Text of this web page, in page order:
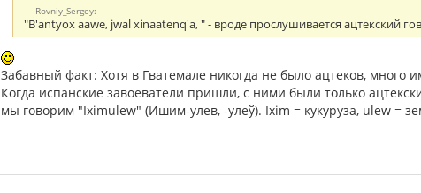
Rovniy_Sergey:
"B'antyox aawe, jwal xinaatenq'a, " - вроде прослушивается ацтекский
Забавный факт: Хотя в Гватемале никогда не было ацтеков, много
Когда испанские завоеватели пришли, с ними были только
мы говорим "Iximulew" (Ишим-улев, -улеў). Ixim = кукуруза, ulew =